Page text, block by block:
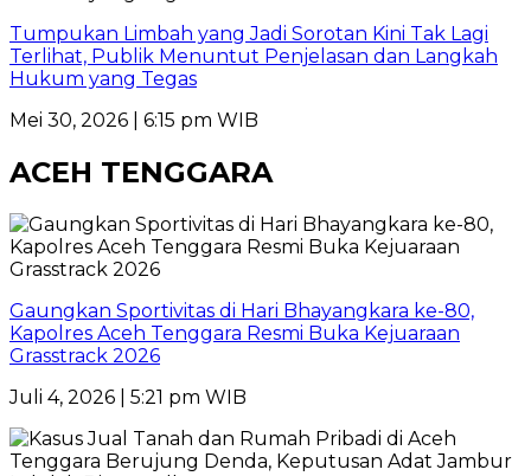
Tumpukan Limbah yang Jadi Sorotan Kini Tak Lagi
Terlihat, Publik Menuntut Penjelasan dan Langkah
Hukum yang Tegas
Mei 30, 2026 | 6:15 pm WIB
ACEH TENGGARA
Gaungkan Sportivitas di Hari Bhayangkara ke-80,
Kapolres Aceh Tenggara Resmi Buka Kejuaraan
Grasstrack 2026
Juli 4, 2026 | 5:21 pm WIB